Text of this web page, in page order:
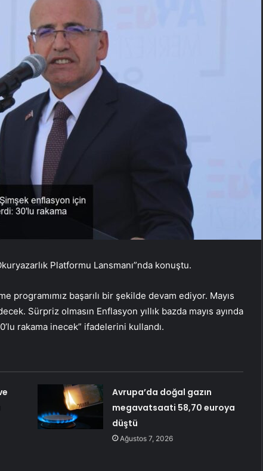
Platformu Lansmanı”nda konuştu.
programımız başarılı bir şekilde devam ediyor. Mayıs
Sürpriz olmasın Enflasyon yıllık bazda mayıs ayında
rakama inecek” ifadelerini kullandı.
Avrupa’da doğal gazın
megavatsaati 58,70 euroya
düştü
Ağustos 7, 2026